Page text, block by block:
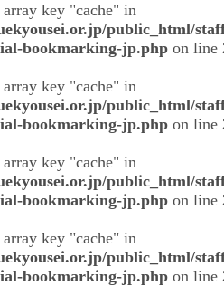
key "cache" in
public_html/
bookmarking-jp.php on line
key "cache" in
public_html/
bookmarking-jp.php on line
key "cache" in
public_html/
bookmarking-jp.php on line
key "cache" in
public_html/
bookmarking-jp.php on line